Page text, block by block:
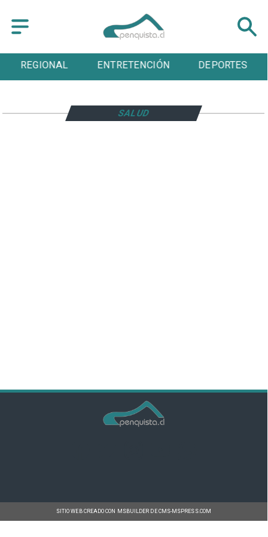
REGIONAL ENTRETENCIÓN DEPORTES
SALUD
SITIO WEB CREADO CON MSBUILDER DE CMS-MSPRESS.COM